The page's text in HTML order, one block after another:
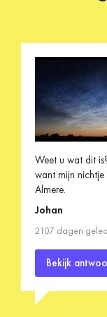
Weet u wat dit
want mijn
Almere.
Johan
2107 dagen
Bekijk